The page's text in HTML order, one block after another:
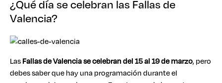
¿Qué día se celebran las Fallas de
Valencia?
LasFallas de Valencia se celebran del 15 al 19 de marzo, pero
debes saber que hay una programación durante el